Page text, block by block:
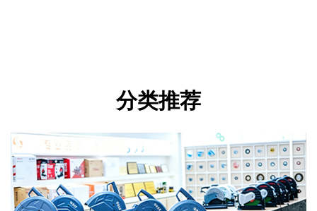
分类推荐